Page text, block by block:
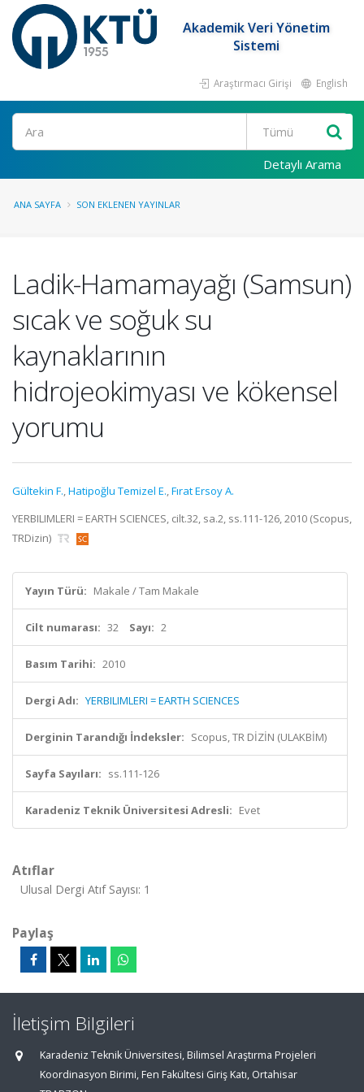
Akademik Veri Yönetim
Sistemi
Araştırmacı Girişi English
Ara
Detaylı Arama
ANA SAYFA SON EKLENEN YAYINLAR
Ladik-Hamamayağı (Samsun)
sıcak ve soğuk su
kaynaklarının
hidrojeokimyası ve kökensel
yorumu
Gültekin F.,Hatipoğlu Temizel E.,Fırat Ersoy A.
YERBILIMLERI = EARTH SCIENCES, cilt.32, sa.2, ss.111-126, 2010 (Scopus,
TRDizin)
Yayın Türü: Makale / Tam Makale
Cilt numarası: 32 Sayı: 2
Basım Tarihi: 2010
Dergi Adı: YERBILIMLERI = EARTH SCIENCES
Derginin Tarandığı İndeksler: Scopus, TR DİZİN (ULAKBİM)
Sayfa Sayıları: ss.111-126
Karadeniz Teknik Üniversitesi Adresli: Evet
Atıflar
Ulusal Dergi Atıf Sayısı: 1
Paylaş
İletişim Bilgileri
Karadeniz Teknik Üniversitesi, Bilimsel Araştırma Projeleri
Koordinasyon Birimi, Fen Fakültesi Giriş Katı, Ortahisar